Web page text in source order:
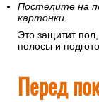
Постелите на
картонки.
Это защитит
полосы и
Перед